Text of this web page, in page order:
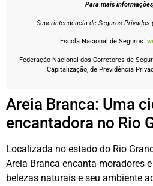
Para mais
Superintendência de Seguros Privados
Escola Nacional de Seguros:
Federação Nacional dos Corretores de
Capitalização, de Previdência
Areia Branca: Uma
encantadora no Rio
Localizada no estado do Rio
Areia Branca encanta moradores
belezas naturais e seu ambiente